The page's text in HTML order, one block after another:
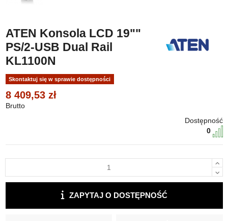
ATEN Konsola LCD 19​​""
PS/2-USB Dual Rail
KL1100N
Skontaktuj się w sprawie dostępności
8 409,53 zł
Brutto
Dostępność
0
ZAPYTAJ O DOSTĘPNOŚĆ